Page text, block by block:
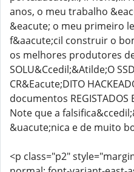
anos, o meu trabalho
&eacute; o meu primeiro
f&aacute;cil construir o
os melhores produtores
SOLU&Ccedil;&Atilde;O
CR&Eacute;DITO
documentos REGISTADOS
Note que a
&uacute;nica e de muito
<p class="p2"